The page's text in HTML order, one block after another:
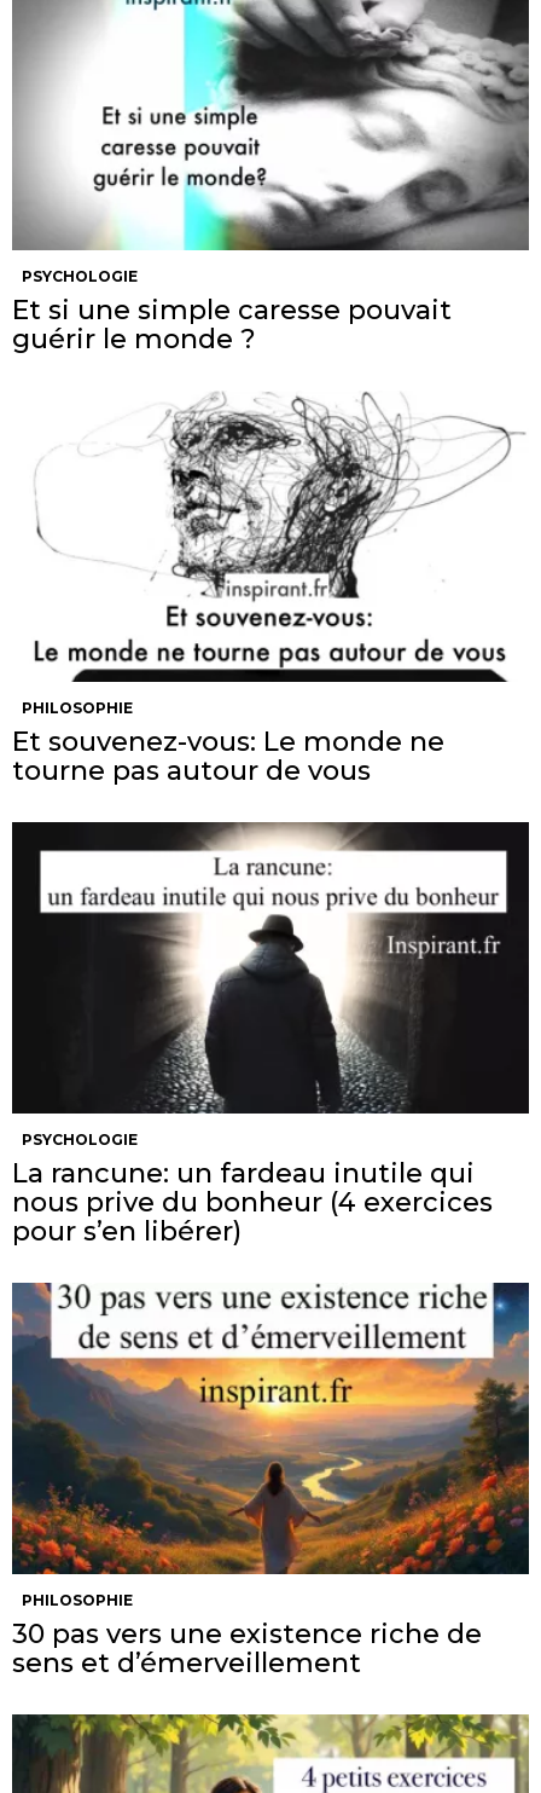
PSYCHOLOGIE
Et si une simple caresse pouvait
guérir le monde ?
PHILOSOPHIE
Et souvenez-vous: Le monde ne
tourne pas autour de vous
PSYCHOLOGIE
La rancune: un fardeau inutile qui
nous prive du bonheur (4 exercices
pour s’en libérer)
PHILOSOPHIE
30 pas vers une existence riche de
sens et d’émerveillement